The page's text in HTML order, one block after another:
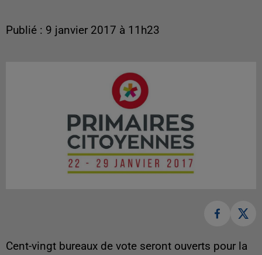
Publié : 9 janvier 2017 à 11h23
Cent-vingt bureaux de vote seront ouverts pour la